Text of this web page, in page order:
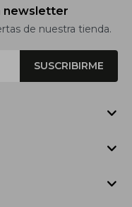
newsletter
de nuestra tienda.
SUSCRIBIRME